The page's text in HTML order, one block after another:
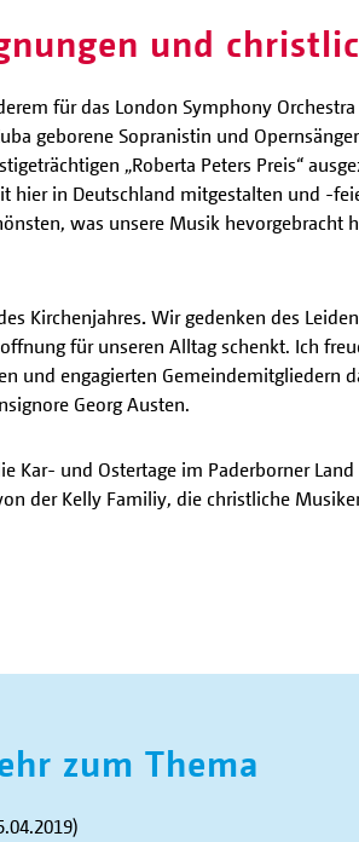
und
für das London Symphony
geborene Sopranistin und
„Roberta Peters Preis“
hier in Deutschland mitgestalten und -
was unsere Musik hevorgebracht
Kirchenjahres. Wir gedenken des
für unseren Alltag schenkt. Ich
und engagierten Gemeindemitgliedern
Georg Austen.
Kar- und Ostertage im Paderborner
der Kelly Familiy, die christliche
zum Thema